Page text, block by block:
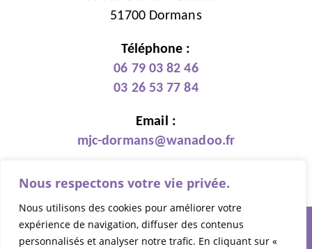
Nous respectons votre vie privée.
Nous utilisons des cookies pour améliorer votre
expérience de navigation, diffuser des contenus
personnalisés et analyser notre trafic. En cliquant sur «
51700 Dormans
Téléphone :
06 79 03 82 46
03 26 53 77 84
Email :
mjc-dormans@wanadoo.fr